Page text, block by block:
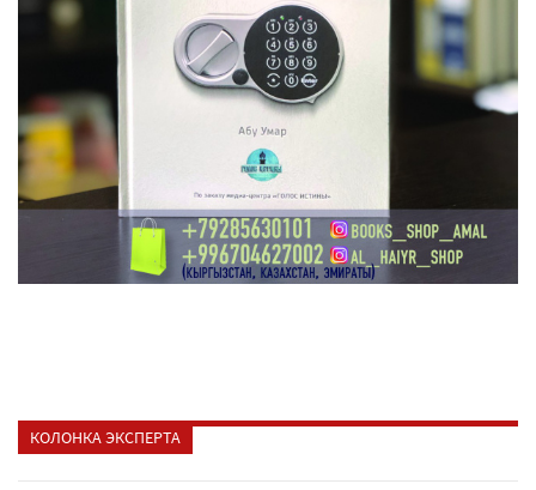
КОЛОНКА ЭКСПЕРТА